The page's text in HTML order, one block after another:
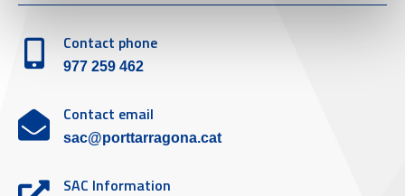
Contact phone
977 259 462
Contact email
sac@porttarragona.cat
SAC Information